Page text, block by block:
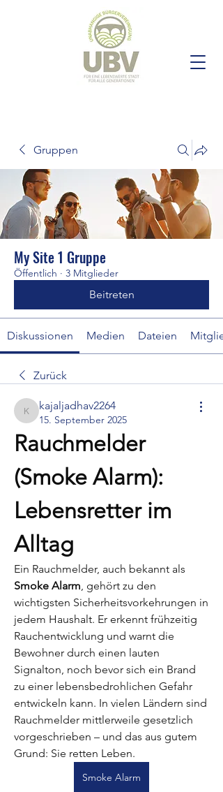
Gruppen
My Site 1 Gruppe
Öffentlich · 3 Mitglieder
Beitreten
Diskussionen Medien Dateien
Zurück
kajaljadhav2264
kajaljadhav2264
15. September 2025
Rauchmelder
(Smoke Alarm):
Lebensretter im
Alltag
Smoke Alarm, gehört zu den
wichtigsten Sicherheitsvorkehrungen in
jedem Haushalt. Er erkennt frühzeitig
Rauchentwicklung und warnt die
Bewohner durch einen lauten
Signalton, noch bevor sich ein Brand
zu einer lebensbedrohlichen Gefahr
entwickeln kann. In vielen Ländern sind
Rauchmelder mittlerweile gesetzlich
vorgeschrieben – und das aus gutem
Grund: Sie retten Leben.
Smoke Alarm